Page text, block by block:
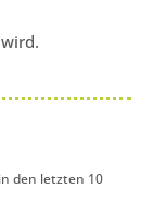
den letzten 10